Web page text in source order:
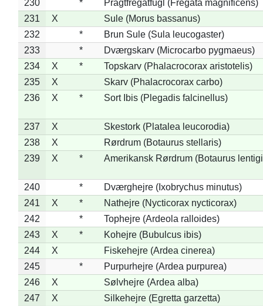
230 *
Pragtfregatfugl (Fregata magnificens)
231
X
Sule (Morus bassanus)
232
*
Brun Sule (Sula leucogaster)
233
*
Dværgskarv (Microcarbo pygmaeus)
234
X *
Topskarv (Phalacrocorax aristotelis)
235
X
Skarv (Phalacrocorax carbo)
236
X * Sort Ibis (Plegadis falcinellus)
237 X
Skestork (Platalea leucorodia)
238
X
Rørdrum (Botaurus stellaris)
239
X * Amerikansk Rørdrum (Botaurus
240 *
Dværghejre (Ixobrychus minutus)
241
X *
Nathejre (Nycticorax nycticorax)
242
*
Tophejre (Ardeola ralloides)
243
X *
Kohejre (Bubulcus ibis)
244
X
Fiskehejre (Ardea cinerea)
245
*
Purpurhejre (Ardea purpurea)
246
X
Sølvhejre (Ardea alba)
247
X
Silkehejre (Egretta garzetta)